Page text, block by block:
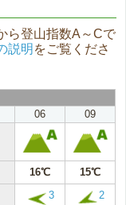
ら登山指数A～Cで
説明 をご覧くださ
06 09
16℃ 15℃
3 2